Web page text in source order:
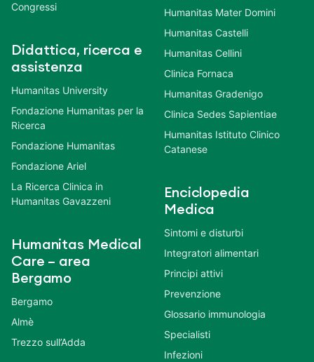
Congressi
Didattica, ricerca e
assistenza
Humanitas University
Fondazione Humanitas per la
Ricerca
Fondazione Humanitas
Fondazione Ariel
La Ricerca Clinica in
Humanitas Gavazzeni
Humanitas Medical
Care – area
Bergamo
Bergamo
Almè
Trezzo sull’Adda
Humanitas Mater Domini
Humanitas Castelli
Humanitas Cellini
Clinica Fornaca
Humanitas Gradenigo
Clinica Sedes Sapientiae
Humanitas Istituto Clinico
Catanese
Enciclopedia
Medica
Sintomi e disturbi
Integratori alimentari
Principi attivi
Prevenzione
Glossario immunologia
Specialisti
Infezioni